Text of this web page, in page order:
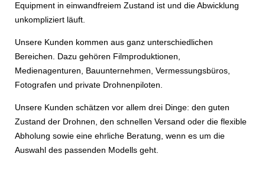
Equipment in einwandfreiem Zustand ist und die Abwicklung
unkompliziert läuft.
Unsere Kunden kommen aus ganz unterschiedlichen
Bereichen. Dazu gehören Filmproduktionen,
Medienagenturen, Bauunternehmen, Vermessungsbüros,
Fotografen und private Drohnenpiloten.
Unsere Kunden schätzen vor allem drei Dinge: den guten
Zustand der Drohnen, den schnellen Versand oder die flexible
Abholung sowie eine ehrliche Beratung, wenn es um die
Auswahl des passenden Modells geht.